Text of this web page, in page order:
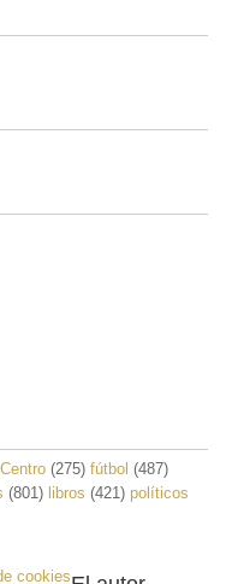
Centro (275) fútbol (487)
(801) libros (421) políticos
cookies